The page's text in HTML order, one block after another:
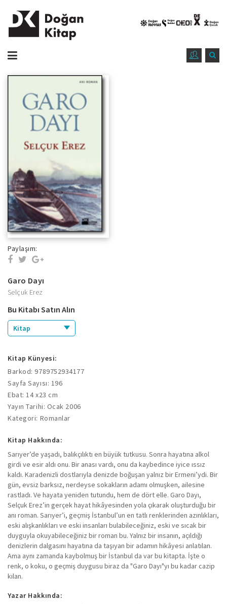
Paylaşım:
Garo Dayı
Selçuk Erez
Bu Kitabı Satın Alın
Kitap
Kitap Künyesi:
Barkod: 9789752934177
Sayfa Sayısı: 196
Ebat: 14 x23 cm
Yayın Tarihi: Ocak 2006
Kategori: Romanlar
Kitap Hakkında:
Sarıyer’de yaşadı, balıkçılıktı en büyük tutkusu. Sonra hayatına alkol
girdi ve esir aldı onu. Bir anası vardı, onu da kaybedince iyice ıssız
kaldı. Karadenizli dostlarıyla denizde boğuşan yalnız bir Ermeni’ydi. Bir
gün, evsiz barksız, nerdeyse sokakların adamı olmuşken, ailesine
rastladı. Ve hayata yeniden tutundu, hem de dört elle. Garo Dayı,
Selçuk Erez’in gerçek hayat hikâyesinden yola çıkarak oluşturduğu bir
anı roman. Sarıyer’i, geçmiş İstanbul’un en tatlı renklerinden azınlıkları,
eski alışkanlıkları ve eski insanları bulabileceğiniz, eski ve sıcak bir
duyguyla okuyabileceğiniz bir roman bu. Yalnız bir insanın, açıldığı
denizlerin dalgasını hayatına da taşıyan bir adamın hikâyesi anlatılan.
Ama aynı zamanda kaybolmuş bir İstanbul da var bu kitapta. İşte o
renk, o koku, o geçmiş duygusu biraz da "Garo Dayı"yı bu kadar cazip
kılan.
Yazar Hakkında: